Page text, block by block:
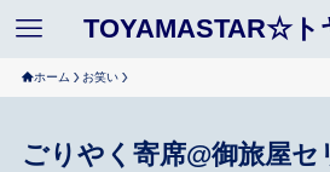
TOYAMASTAR☆ト
ホーム お笑い
ごりやく寄席@御旅屋